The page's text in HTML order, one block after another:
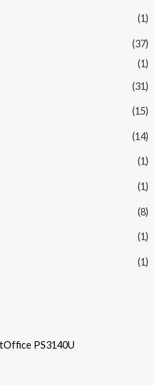
(1)
(37)
(1)
(31)
(15)
(14)
(1)
(1)
(8)
(1)
(1)
PS3140U